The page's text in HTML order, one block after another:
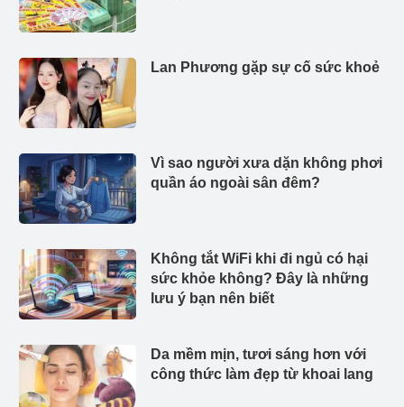
Lan Phương gặp sự cố sức khoẻ
Vì sao người xưa dặn không phơi
quần áo ngoài sân đêm?
Không tắt WiFi khi đi ngủ có hại
sức khỏe không? Đây là những
lưu ý bạn nên biết
Da mềm mịn, tươi sáng hơn với
công thức làm đẹp từ khoai lang